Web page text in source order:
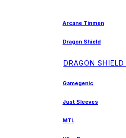
Arcane Tinmen
Dragon Shield
DRAGON
Gamegenic
Just Sleeves
MTL